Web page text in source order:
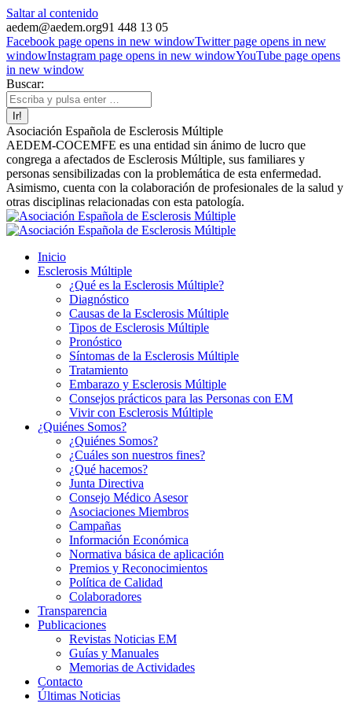
Saltar al contenido
aedem@aedem.org91 448 13 05
Facebook page opens in new windowTwitter page opens in new
windowInstagram page opens in new windowYouTube page opens
in new window
Buscar:
Asociación Española de Esclerosis Múltiple
AEDEM-COCEMFE es una entidad sin ánimo de lucro que
congrega a afectados de Esclerosis Múltiple, sus familiares y
personas sensibilizadas con la problemática de esta enfermedad.
Asimismo, cuenta con la colaboración de profesionales de la salud y
otras disciplinas relacionadas con esta patología.
Inicio
Esclerosis Múltiple
¿Qué es la Esclerosis Múltiple?
Diagnóstico
Causas de la Esclerosis Múltiple
Tipos de Esclerosis Múltiple
Pronóstico
Síntomas de la Esclerosis Múltiple
Tratamiento
Embarazo y Esclerosis Múltiple
Consejos prácticos para las Personas con EM
Vivir con Esclerosis Múltiple
¿Quiénes Somos?
¿Quiénes Somos?
¿Cuáles son nuestros fines?
¿Qué hacemos?
Junta Directiva
Consejo Médico Asesor
Asociaciones Miembros
Campañas
Información Económica
Normativa básica de aplicación
Premios y Reconocimientos
Política de Calidad
Colaboradores
Transparencia
Publicaciones
Revistas Noticias EM
Guías y Manuales
Memorias de Actividades
Contacto
Últimas Noticias